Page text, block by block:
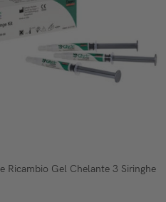
Ricambio Gel Chelante 3 Siringhe